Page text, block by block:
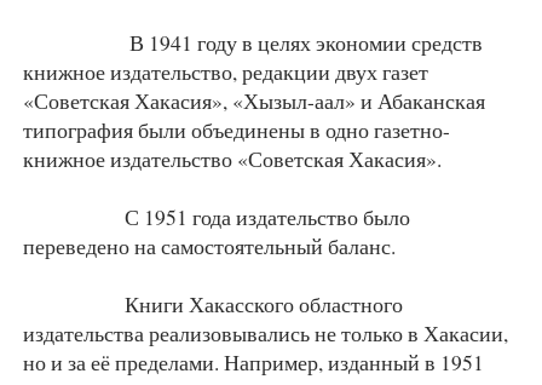
В 1941 году в целях экономии средств
книжное издательство, редакции двух газет
«Советская Хакасия», «Хызыл-аал» и Абаканская
типография были объединены в одно газетно-
книжное издательство «Советская Хакасия».
С 1951 года издательство было
переведено на самостоятельный баланс.
Книги Хакасского областного
издательства реализовывались не только в Хакасии,
но и за её пределами. Например, изданный в 1951